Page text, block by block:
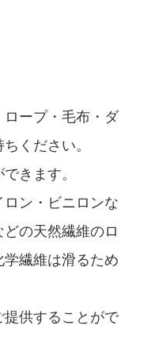
ープ・毛布・ダ
ください。
きます。
ン・ビニロンな
の天然繊維のロ
繊維は滑るため
供することがで